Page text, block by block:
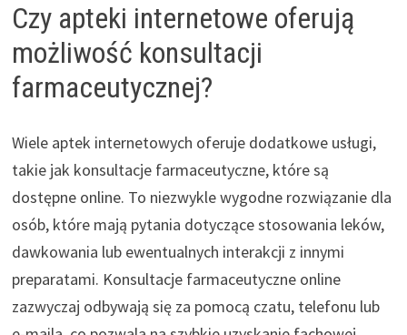
Czy apteki internetowe oferują
możliwość konsultacji
farmaceutycznej?
Wiele aptek internetowych oferuje dodatkowe usługi,
takie jak konsultacje farmaceutyczne, które są
dostępne online. To niezwykle wygodne rozwiązanie dla
osób, które mają pytania dotyczące stosowania leków,
dawkowania lub ewentualnych interakcji z innymi
preparatami. Konsultacje farmaceutyczne online
zazwyczaj odbywają się za pomocą czatu, telefonu lub